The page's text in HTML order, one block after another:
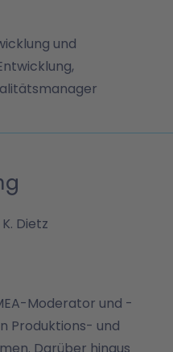
und
Moderator und -
Produktions- und